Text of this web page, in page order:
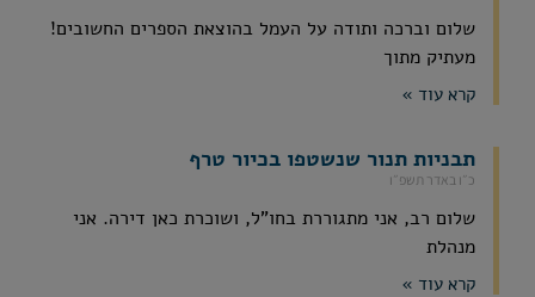
שלום וברכה ותודה על העמל בהוצאת הספרים החשובים!
מעתיק מתוך
קרא עוד »
תבניות תנור שנשטפו בכיור טרף
כ״ו באדר תשפ״ו
שלום רב, אני מתגוררת בחו"ל, ושוכרת כאן דירה. אני
מנהלת
קרא עוד »